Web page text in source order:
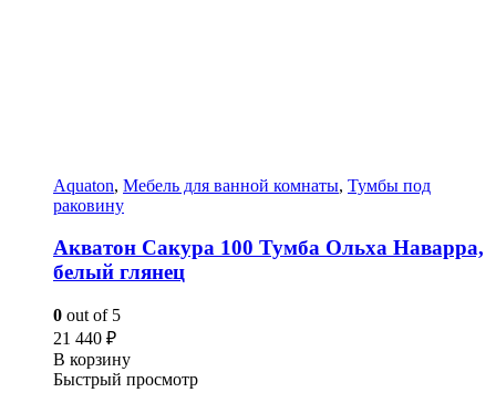
Aquaton, Мебель для ванной комнаты, Тумбы под
раковину
Акватон Сакура 100 Тумба Ольха Наварра,
белый глянец
0 out of 5
21 440 ₽
В корзину
Быстрый просмотр